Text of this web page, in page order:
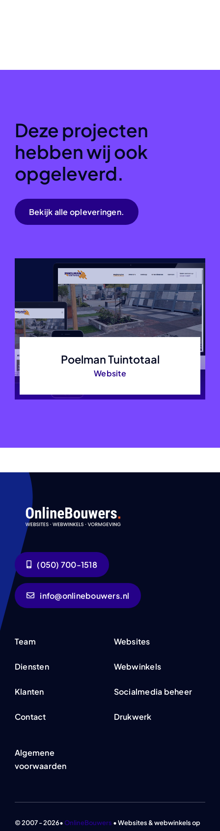
Deze projecten
hebben wij ook
opgeleverd.
Bekijk alle opleveringen.
Poelman Tuintotaal
Website
(050) 700-1518
info@onlinebouwers.nl
Team
Diensten
Klanten
Contact
Websites
Webwinkels
Socialmedia beheer
Drukwerk
Algemene
voorwaarden
© 2007 - 2026•OnlineBouwers • Websites & webwinkels op